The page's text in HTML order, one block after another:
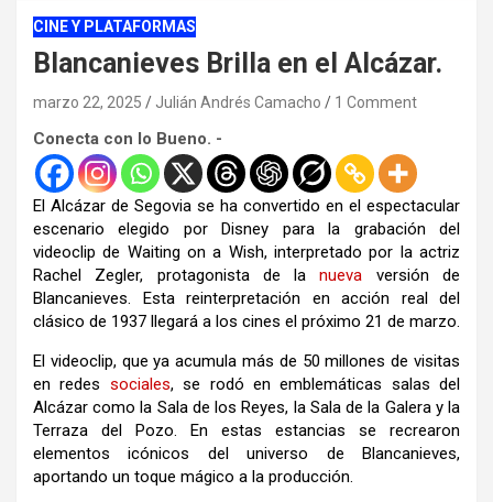
CINE Y PLATAFORMAS
Blancanieves Brilla en el Alcázar.
marzo 22, 2025 Julián Andrés Camacho 1 Comment
Conecta con lo Bueno. -
El Alcázar de Segovia se ha convertido en el espectacular
escenario elegido por Disney para la grabación del
videoclip de Waiting on a Wish, interpretado por la actriz
Rachel Zegler, protagonista de lanueva versión de
Blancanieves. Esta reinterpretación en acción real del
clásico de 1937 llegará a los cines el próximo 21 de marzo.
El videoclip, que ya acumula más de 50 millones de visitas
en redes sociales, se rodó en emblemáticas salas del
Alcázar como la Sala de los Reyes, la Sala de la Galera y la
Terraza del Pozo. En estas estancias se recrearon
elementos icónicos del universo de Blancanieves,
aportando un toque mágico a la producción.